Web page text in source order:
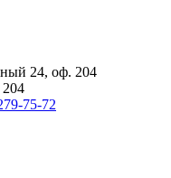
24, оф. 204
75-72